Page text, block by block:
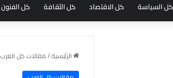
كل السياسة كل الاقتصاد كل الثقافة كل الفنون
الرئيسية/مقالات كل العرب